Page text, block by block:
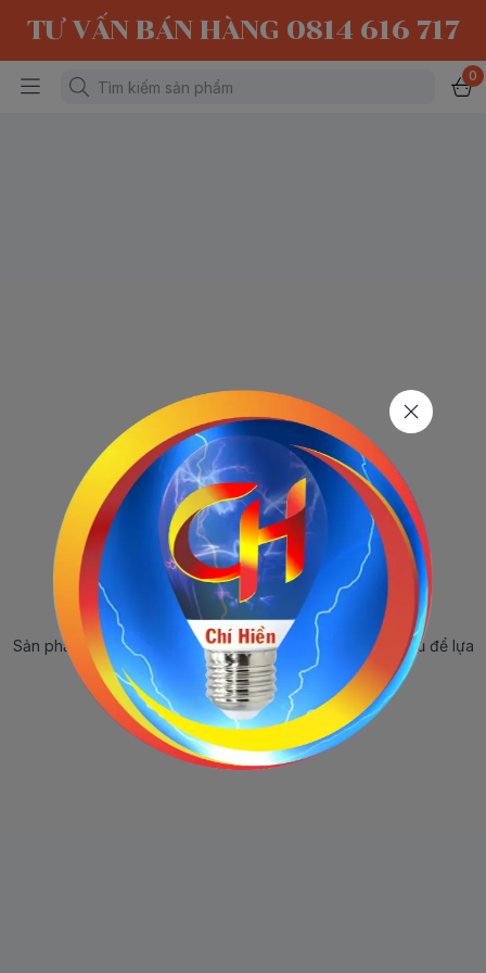
TƯ VẤN BÁN HÀNG 0814 616 717
0
Sản phẩm ngừng bán
Sản phẩm này hiện tại đã ngừng bán. Hãy trở về trang chủ để lựa
chọn sản phẩm khác.
Quay lại trang chủ